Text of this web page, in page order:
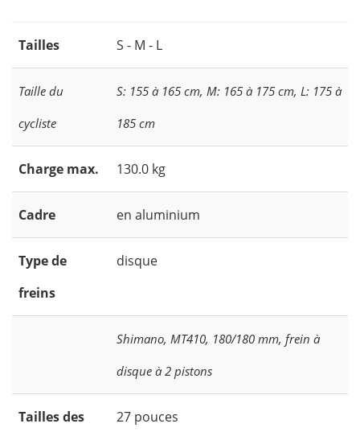
Tailles S - M - L
Taille du
cycliste
S: 155 à 165 cm, M: 165 à 175 cm, L: 175 à
185 cm
Charge max. 130.0 kg
Cadre en aluminium
Type de
freins
disque
Shimano, MT410, 180/180 mm, frein à
disque à 2 pistons
Tailles des
27 pouces